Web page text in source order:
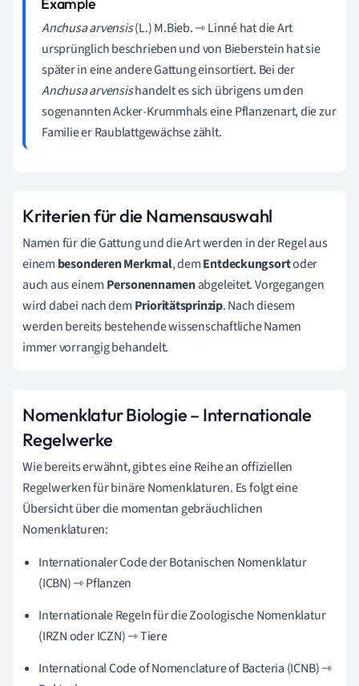
Anchusa arvensis(L.) M.Bieb. ⇾ Linné hat die Art
ursprünglich beschrieben und von Bieberstein hat sie
später in eine andere Gattung einsortiert. Bei der
Anchusa arvensishandelt es sich übrigens um den
sogenannten Acker-Krummhals eine Pflanzenart, die zur
Familie er Raublattgewächse zählt.
Kriterien für die Namensauswahl
Namen für die Gattung und die Art werden in der Regel aus
einem besonderen Merkmal, demEntdeckungsortoder
auch aus einem Personennamenabgeleitet. Vorgegangen
wird dabei nach dem Prioritätsprinzip. Nach diesem
werden bereits bestehende wissenschaftliche Namen
immer vorrangig behandelt.
Nomenklatur Biologie – Internationale
Regelwerke
Wie bereits erwähnt, gibt es eine Reihe an offiziellen
Regelwerken für binäre Nomenklaturen. Es folgt eine
Übersicht über die momentan gebräuchlichen
Nomenklaturen:
Internationaler Code der Botanischen Nomenklatur
(ICBN) ⇾ Pflanzen
Internationale Regeln für die Zoologische Nomenklatur
(IRZN oder ICZN) ⇾ Tiere
International Code of Nomenclature of Bacteria (ICNB) ⇾